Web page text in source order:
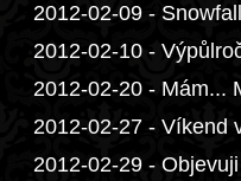
2012-02-09 - Snowfall
2012-02-10 -
2012-02-20 - Mám...
2012-02-27 - Víkend
2012-02-29 -